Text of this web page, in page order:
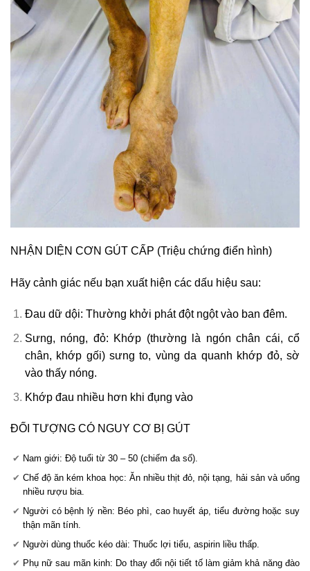
NHẬN DIỆN CƠN GÚT CẤP (Triệu chứng điển hình)
Hãy cảnh giác nếu bạn xuất hiện các dấu hiệu sau:
Đau dữ dội: Thường khởi phát đột ngột vào ban đêm.
Sưng, nóng, đỏ: Khớp (thường là ngón chân cái, cổ
chân, khớp gối) sưng to, vùng da quanh khớp đỏ, sờ
vào thấy nóng.
Khớp đau nhiều hơn khi đụng vào
ĐỐI TƯỢNG CÓ NGUY CƠ BỊ GÚT
Nam giới: Độ tuổi từ 30 – 50 (chiếm đa số).
Chế độ ăn kém khoa học: Ăn nhiều thịt đỏ, nội tạng, hải sản và uống
nhiều rượu bia.
Người có bệnh lý nền: Béo phì, cao huyết áp, tiểu đường hoặc suy
thận mãn tính.
Người dùng thuốc kéo dài: Thuốc lợi tiểu, aspirin liều thấp.
Phụ nữ sau mãn kinh: Do thay đổi nội tiết tố làm giảm khả năng đào